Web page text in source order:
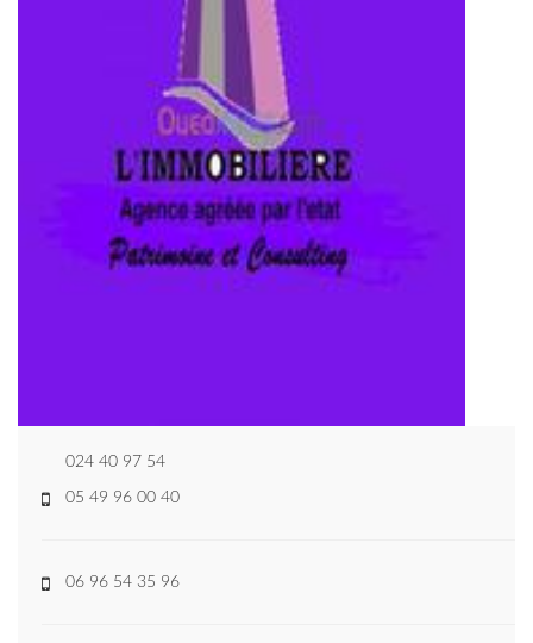
024 40 97 54
05 49 96 00 40
06 96 54 35 96